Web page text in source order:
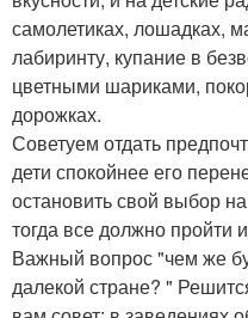
самолетиках, лошадках,
лабиринту, купание в
цветными шариками,
дорожках.
Советуем отдать
дети спокойнее его
остановить свой выбор
тогда все должно пройти
Важный вопрос "чем же
далекой стране? "